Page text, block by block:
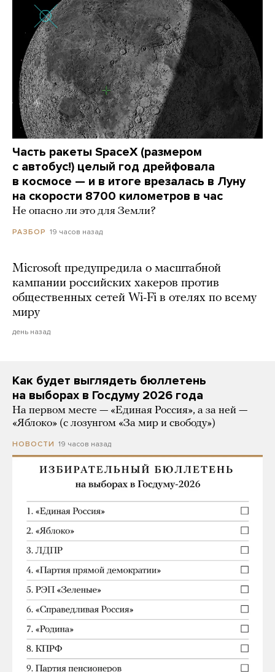
Часть ракеты SpaceX (размером
с автобус!) целый год дрейфовала
в космосе — и в итоге врезалась в Луну
на скорости 8700 километров в час
Не опасно ли это для Земли?
РАЗБОР 19 часов назад
Microsoft предупредила о масштабной
кампании российских хакеров против
общественных сетей Wi-Fi в отелях по всему
миру
день назад
Как будет выглядеть бюллетень
на выборах в Госдуму 2026 года
На первом месте — «Единая Россия», а за ней —
«Яблоко» (с лозунгом «За мир и свободу»)
НОВОСТИ 19 часов назад